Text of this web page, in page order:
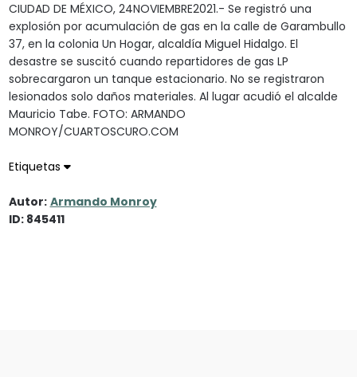
CIUDAD DE MÉXICO, 24NOVIEMBRE2021.- Se registró una
explosión por acumulación de gas en la calle de Garambullo
37, en la colonia Un Hogar, alcaldía Miguel Hidalgo. El
desastre se suscitó cuando repartidores de gas LP
sobrecargaron un tanque estacionario. No se registraron
lesionados solo daños materiales. Al lugar acudió el alcalde
Mauricio Tabe. FOTO: ARMANDO
MONROY/CUARTOSCURO.COM
Etiquetas
Autor: Armando Monroy
ID: 845411